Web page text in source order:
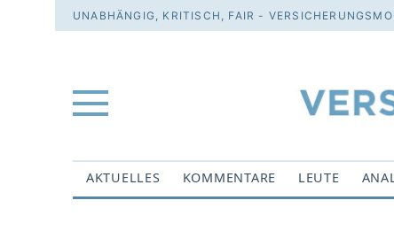
UNABHÄNGIG, KRITISCH, FAIR -
AKTUELLES KOMMENTARE LEUTE